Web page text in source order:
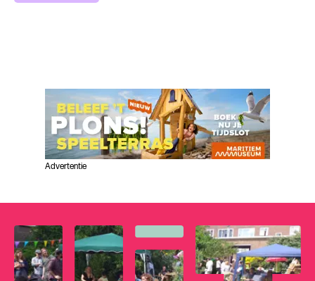
Advertentie